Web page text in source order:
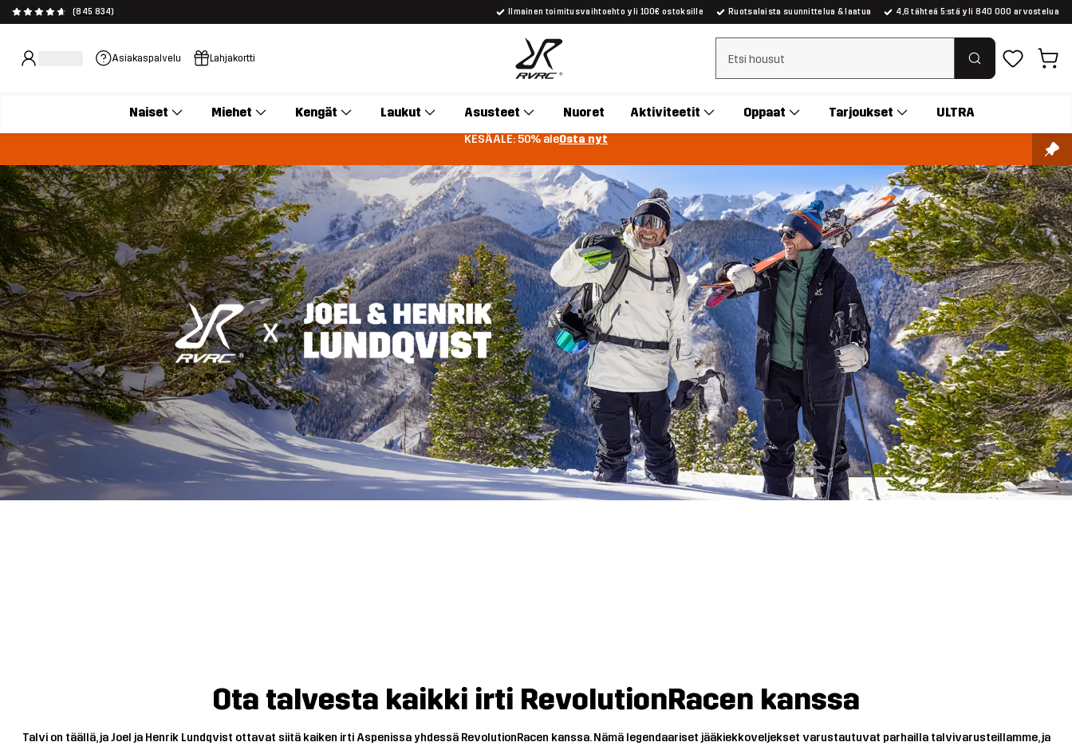
(845 834) Ilmainen toimitusvaihtoehto yli 100€ ostoksille Ruotsalaista suunnittelua & laatua 4,6 tähteä 5:stä yli 840 000 arvostelua
Asiakaspalvelu Lahjakortti Tyhjennä haku
Naiset Miehet Kengät Laukut Asusteet Nuoret Aktiviteetit Oppaat Tarjoukset ULTRA
KESÄALE: 50% aleOsta nyt
Ota talvesta kaikki irti RevolutionRacen kanssa
Talvi on täällä, ja Joel ja Henrik Lundqvist ottavat siitä kaiken irti ​​Aspenissa yhdessä RevolutionRacen kanssa. Nämä legendaariset jääkiekkoveljekset varustautuvat parhailla talvivarusteillamme, ja